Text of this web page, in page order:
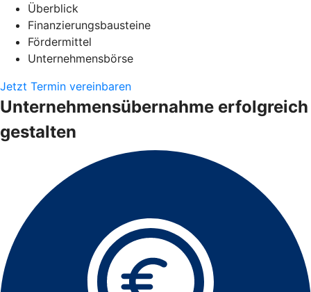
Überblick
Finanzierungsbausteine
Fördermittel
Unternehmensbörse
Jetzt Termin vereinbaren
Unternehmensübernahme erfolgreich
gestalten